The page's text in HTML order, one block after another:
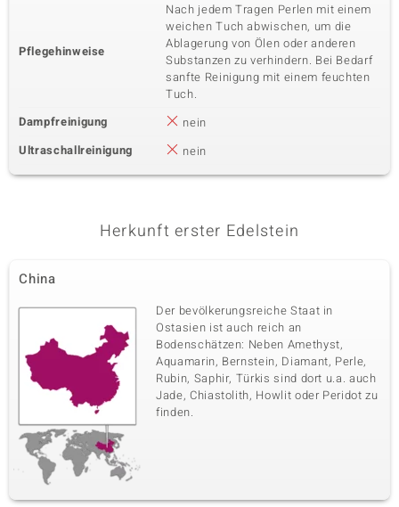
Pflegehinweise
Nach jedem Tragen Perlen mit einem
weichen Tuch abwischen, um die
Ablagerung von Ölen oder anderen
Substanzen zu verhindern. Bei Bedarf
sanfte Reinigung mit einem feuchten
Tuch.
Dampfreinigung
nein
Ultraschallreinigung
nein
Herkunft erster Edelstein
China
Der bevölkerungsreiche Staat in
Ostasien ist auch reich an
Bodenschätzen: Neben Amethyst,
Aquamarin, Bernstein, Diamant, Perle,
Rubin, Saphir, Türkis sind dort u.a. auch
Jade, Chiastolith, Howlit oder Peridot zu
finden.